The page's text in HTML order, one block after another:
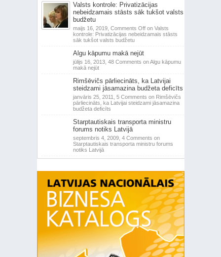
Valsts kontrole: Privatizācijas
nebeidzamais stāsts sāk tukšot valsts
budžetu
maijs 16, 2019, Comments Offon Valsts
kontrole: Privatizācijas nebeidzamais stāsts
sāk tukšot valsts budžetu
Algu kāpumu makā nejūt
jūlijs 16, 2013, 48 Comments on Algu kāpumu
makā nejūt
Rimšēvičs pārliecināts, ka Latvijai
steidzami jāsamazina budžeta deficīts
janvāris 25, 2011, 5 Comments on Rimšēvičs
pārliecināts, ka Latvijai steidzami jāsamazina
budžeta deficīts
Starptautiskais transporta ministru
forums notiks Latvijā
septembris 4, 2009, 4 Comments on
Starptautiskais transporta ministru forums
notiks Latvijā